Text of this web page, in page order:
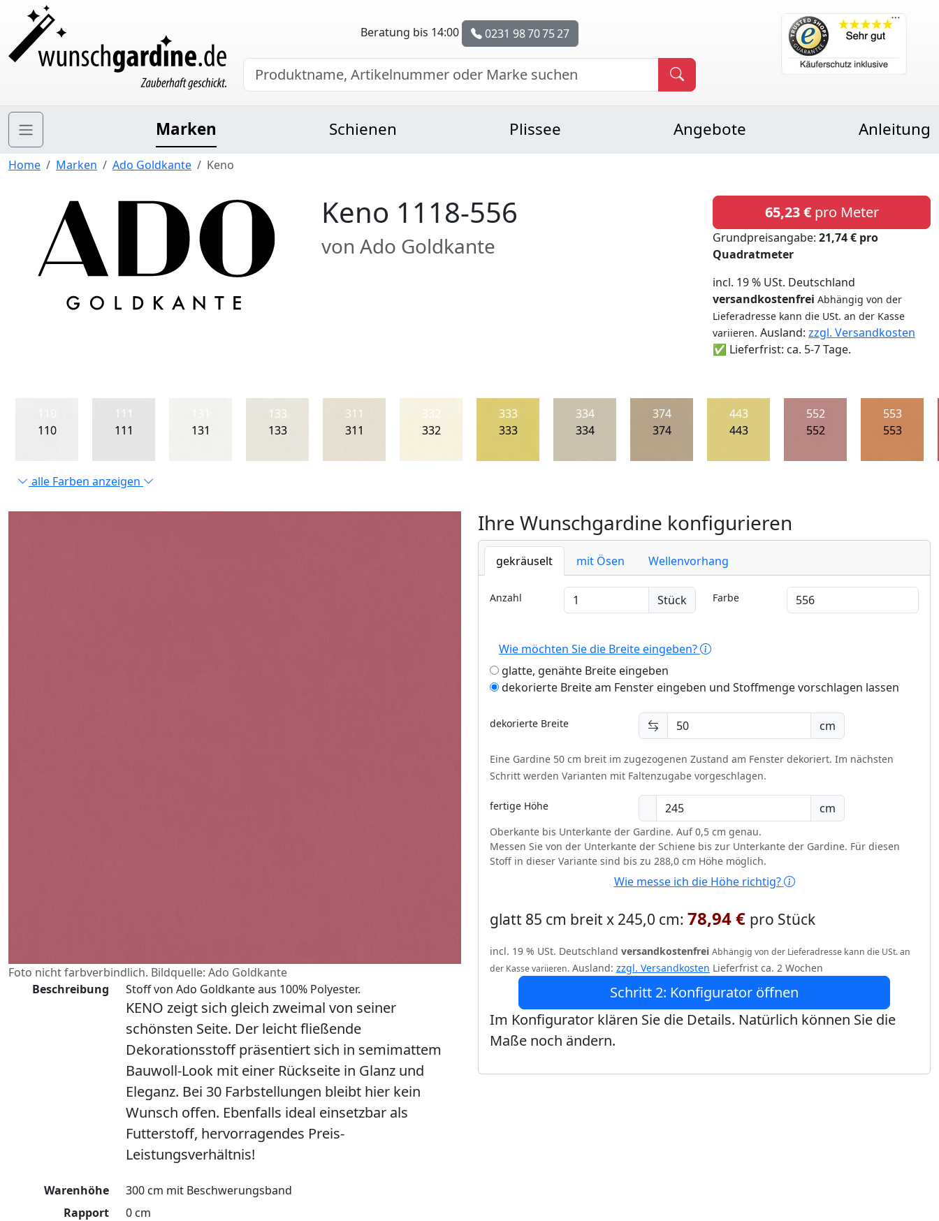
Beratung bis 14:00 0231 98 70 75 27
Marken Schienen Plissee Angebote Anleitung
Home Marken Ado Goldkante Keno
Keno 1118-556
von Ado Goldkante
65,23 €pro Meter
Grundpreisangabe: 21,74 € pro
Quadratmeter
incl. 19 % USt. Deutschland
versandkostenfrei Abhängig von der
Lieferadresse kann die USt. an der Kasse
variieren. Ausland: zzgl. Versandkosten
✅ Lieferfrist: ca. 5-7 Tage.
110
111
111
131
133
133
311
311
332
332
333
333
334
334
374
374
443
443
552
552
553
553
alle Farben anzeigen
Foto nicht farbverbindlich. Bildquelle: Ado Goldkante
Beschreibung
Stoff von Ado Goldkante aus 100% Polyester.
KENO zeigt sich gleich zweimal von seiner
schönsten Seite. Der leicht fließende
Dekorationsstoff präsentiert sich in semimattem
Bauwoll-Look mit einer Rückseite in Glanz und
Eleganz. Bei 30 Farbstellungen bleibt hier kein
Wunsch offen. Ebenfalls ideal einsetzbar als
Futterstoff, hervorragendes Preis-
Leistungsverhältnis!
Warenhöhe
300 cm mit Beschwerungsband
Rapport
0 cm
Ihre Wunschgardine konfigurieren
gekräuselt mit Ösen Wellenvorhang
Anzahl Stück Farbe
Wie möchten Sie die Breite eingeben?
glatte, genähte Breite eingeben
dekorierte Breite am Fenster eingeben und Stoffmenge vorschlagen lassen
dekorierte Breite cm
Eine Gardine 50 cm breit im zugezogenen Zustand am Fenster dekoriert. Im nächsten
Schritt werden Varianten mit Faltenzugabe vorgeschlagen.
fertige Höhe cm
Oberkante bis Unterkante der Gardine. Auf 0,5 cm genau.
Messen Sie von der Unterkante der Schiene bis zur Unterkante der Gardine. Für diesen
Stoff in dieser Variante sind bis zu 288,0 cm Höhe möglich.
Wie messe ich die Höhe richtig?
glatt 85 cm breit x 245,0 cm: 78,94 € pro Stück
incl. 19 % USt. Deutschland versandkostenfrei Abhängig von der Lieferadresse kann die USt. an
der Kasse variieren. Ausland: zzgl. Versandkosten Lieferfrist ca. 2 Wochen
Schritt 2: Konfigurator öffnen
Im Konfigurator klären Sie die Details. Natürlich können Sie die
Maße noch ändern.